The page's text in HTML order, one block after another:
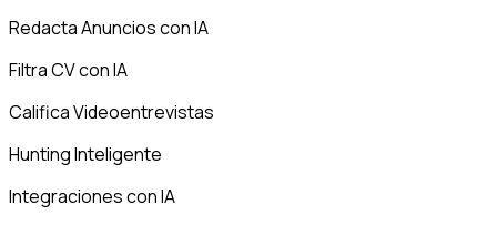
Redacta Anuncios con IA
Filtra CV con IA
Califica Videoentrevistas
Hunting Inteligente
Integraciones con IA